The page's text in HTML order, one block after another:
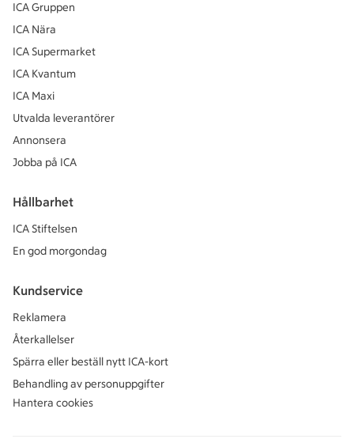
ICA Gruppen
ICA Nära
ICA Supermarket
ICA Kvantum
ICA Maxi
Utvalda leverantörer
Annonsera
Jobba på ICA
Hållbarhet
ICA Stiftelsen
En god morgondag
Kundservice
Reklamera
Återkallelser
Spärra eller beställ nytt ICA-kort
Behandling av personuppgifter
Hantera cookies